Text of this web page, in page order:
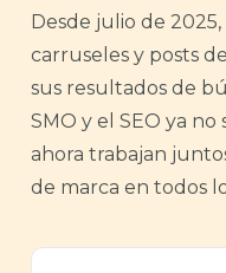
Desde julio de
carruseles y posts
sus resultados de
SMO y el SEO ya no
ahora trabajan
de marca en todos